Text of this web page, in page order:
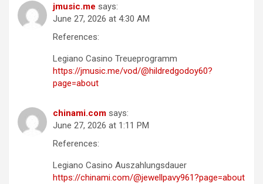
jmusic.me says:
June 27, 2026 at 4:30 AM
References:
Legiano Casino Treueprogramm
https://jmusic.me/vod/@hildredgodoy60?
page=about
chinami.com says:
June 27, 2026 at 1:11 PM
References:
Legiano Casino Auszahlungsdauer
https://chinami.com/@jewellpavy961?page=about